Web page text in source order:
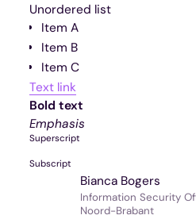
Unordered list
Item A
Item B
Item C
Text link
Bold text
Emphasis
Superscript
Subscript
Bianca Bogers
Information Security
Noord-Brabant